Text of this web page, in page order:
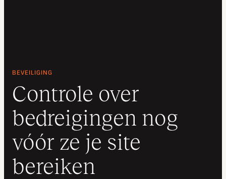
BEVEILIGING
Controle over
bedreigingen nog
vóór ze je site
bereiken